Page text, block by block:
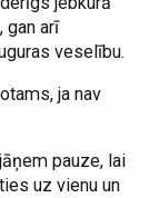
gan arī
veselību.
ja nav
pauze, lai
uz vienu un